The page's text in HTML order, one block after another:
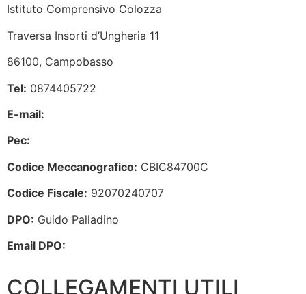
Istituto Comprensivo Colozza
Traversa Insorti d’Ungheria 11
86100, Campobasso
Tel: 0874405722
E-mail:
Pec:
Codice Meccanografico: CBIC84700C
Codice Fiscale: 92070240707
DPO: Guido Palladino
Email DPO:
COLLEGAMENTI UTILI